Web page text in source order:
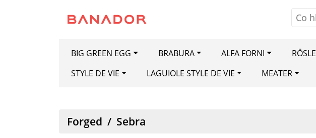
BIG GREEN EGG BRABURA ALFA FORNI RÖSLE
STYLE DE VIE
LAGUIOLE STYLE DE VIE MEATER
Forged / Sebra